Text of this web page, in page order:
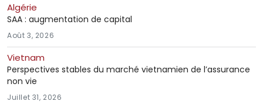
Algérie
SAA : augmentation de capital
Août 3, 2026
Vietnam
Perspectives stables du marché vietnamien de l’assurance
non vie
Juillet 31, 2026